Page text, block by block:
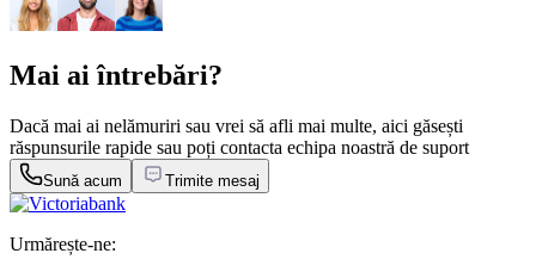
Mai ai întrebări?
Dacă mai ai nelămuriri sau vrei să afli mai multe, aici găsești
răspunsurile rapide sau poți contacta echipa noastră de suport
Sună acum Trimite mesaj
Urmărește-ne: